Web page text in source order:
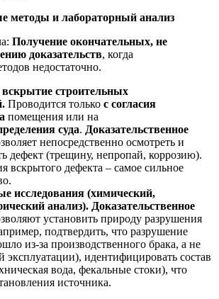
методы и лабораторный анализ
Получение окончательных, не
доказательств, когда
недостаточно.
строительных
Проводится только с согласия
помещения или на
суда. Доказательственное
непосредственно осмотреть и
дефект (трещину, непропай, коррозию).
вскрытого дефекта – самое сильное
исследования (химический,
анализ). Доказательственное
установить природу разрушения
подтвердить, что разрушение
из-за производственного брака, а не
эксплуатации), идентифицировать состав
вода, фекальные стоки), что
источника.